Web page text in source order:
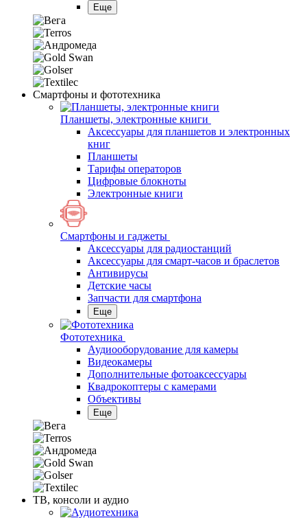
Еще
Смартфоны и фототехника
Планшеты, электронные книги
Аксессуары для планшетов и электронных
книг
Планшеты
Тарифы операторов
Цифровые блокноты
Электронные книги
Смартфоны и гаджеты
Аксессуары для радиостанций
Аксессуары для смарт-часов и браслетов
Антивирусы
Детские часы
Запчасти для смартфона
Еще
Фототехника
Аудиооборудование для камеры
Видеокамеры
Дополнительные фотоаксессуары
Квадрокоптеры с камерами
Объективы
Еще
ТВ, консоли и аудио